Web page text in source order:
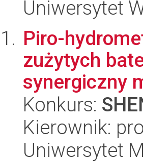
Uniwersytet
Piro-
zużytych
synergiczny
Konkurs:
Kierownik:
Uniwersytet